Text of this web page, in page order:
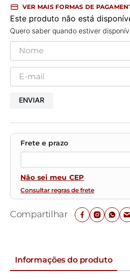
VER MAIS FORMAS DE
Este produto não está
Quero saber quando estiver
ENVIAR
Não sei meu CEP
Consultar regras de frete
Compartilhar
Informações do produto